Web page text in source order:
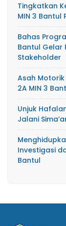
Tingkatkan
MIN 3 Bantul
Bahas
Bantul Gelar
Stakeholder
Asah Motorik
2A MIN 3
Unjuk
Jalani
Investigasi
Bantul